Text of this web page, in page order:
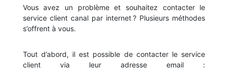
Vous avez un problème et souhaitez contacter le
service client canal par internet ? Plusieurs méthodes
s’offrent à vous.
Tout d’abord, il est possible de contacter le service
client via leur adresse email :